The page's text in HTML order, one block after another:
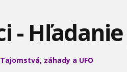
KAUZA STOLETÍ! TEMNÝ
VIZUÁLNE EFEKTY -
-
záhady a UFO